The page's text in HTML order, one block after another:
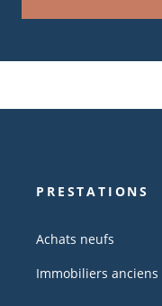
PRESTATIONS
Achats neufs
Immobiliers anciens